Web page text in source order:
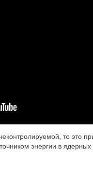
то это
энергии в ядерных